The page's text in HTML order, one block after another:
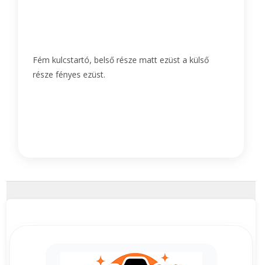
Fém kulcstartó, belső része matt ezüst a külső
része fényes ezüst.